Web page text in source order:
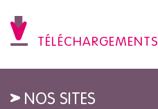
TÉLÉCHARGEMENTS
NOS SITES